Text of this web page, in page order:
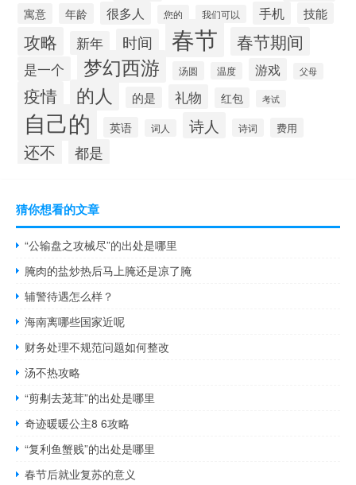
寓意 年龄 很多人 您的 我们可以 手机 技能
攻略 新年 时间 春节 春节期间
是一个 梦幻西游 汤圆 温度 游戏 父母
疫情 的人 的是 礼物 红包 考试
自己的 英语 词人 诗人 诗词 费用
还不 都是
猜你想看的文章
“公输盘之攻械尽”的出处是哪里
腌肉的盐炒热后马上腌还是凉了腌
辅警待遇怎么样？
海南离哪些国家近呢
财务处理不规范问题如何整改
汤不热攻略
“剪刜去茏茸”的出处是哪里
奇迹暖暖公主8 6攻略
“复利鱼蟹贱”的出处是哪里
春节后就业复苏的意义